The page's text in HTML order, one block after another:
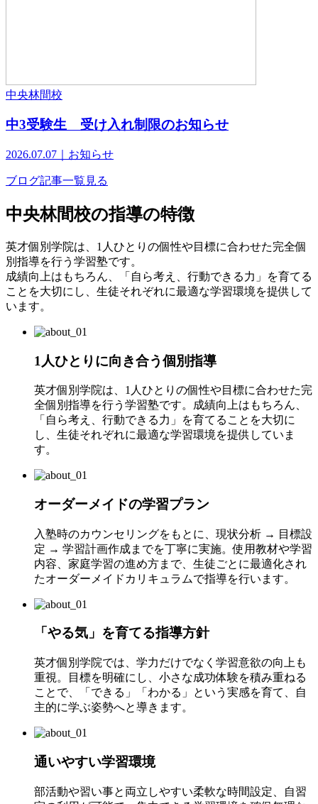
中央林間校
中3受験生 受け入れ制限のお知らせ
2026.07.07｜お知らせ
ブログ記事一覧見る
中央林間校の指導の特徴
英才個別学院は、1人ひとりの個性や目標に合わせた完全個
別指導を行う学習塾です。
成績向上はもちろん、「自ら考え、行動できる力」を育てる
ことを大切にし、生徒それぞれに最適な学習環境を提供して
います。
1人ひとりに向き合う個別指導
英才個別学院は、1人ひとりの個性や目標に合わせた完
全個別指導を行う学習塾です。成績向上はもちろん、
「自ら考え、行動できる力」を育てることを大切に
し、生徒それぞれに最適な学習環境を提供していま
す。
オーダーメイドの学習プラン
入塾時のカウンセリングをもとに、現状分析 → 目標設
定 → 学習計画作成までを丁寧に実施。使用教材や学習
内容、家庭学習の進め方まで、生徒ごとに最適化され
たオーダーメイドカリキュラムで指導を行います。
「やる気」を育てる指導方針
英才個別学院では、学力だけでなく学習意欲の向上も
重視。目標を明確にし、小さな成功体験を積み重ねる
ことで、「できる」「わかる」という実感を育て、自
主的に学ぶ姿勢へと導きます。
通いやすい学習環境
部活動や習い事と両立しやすい柔軟な時間設定、自習